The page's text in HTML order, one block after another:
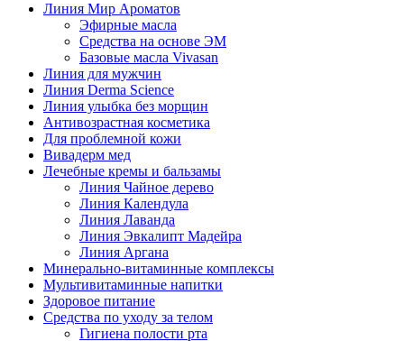
Линия Мир Ароматов
Эфирные масла
Средства на основе ЭМ
Базовые масла Vivasan
Линия для мужчин
Линия Derma Science
Линия улыбка без морщин
Антивозрастная косметика
Для проблемной кожи
Вивадерм мед
Лечебные кремы и бальзамы
Линия Чайное дерево
Линия Календула
Линия Лаванда
Линия Эвкалипт Мадейра
Линия Аргана
Минерально-витаминные комплексы
Мультивитаминные напитки
Здоровое питание
Средства по уходу за телом
Гигиена полости рта